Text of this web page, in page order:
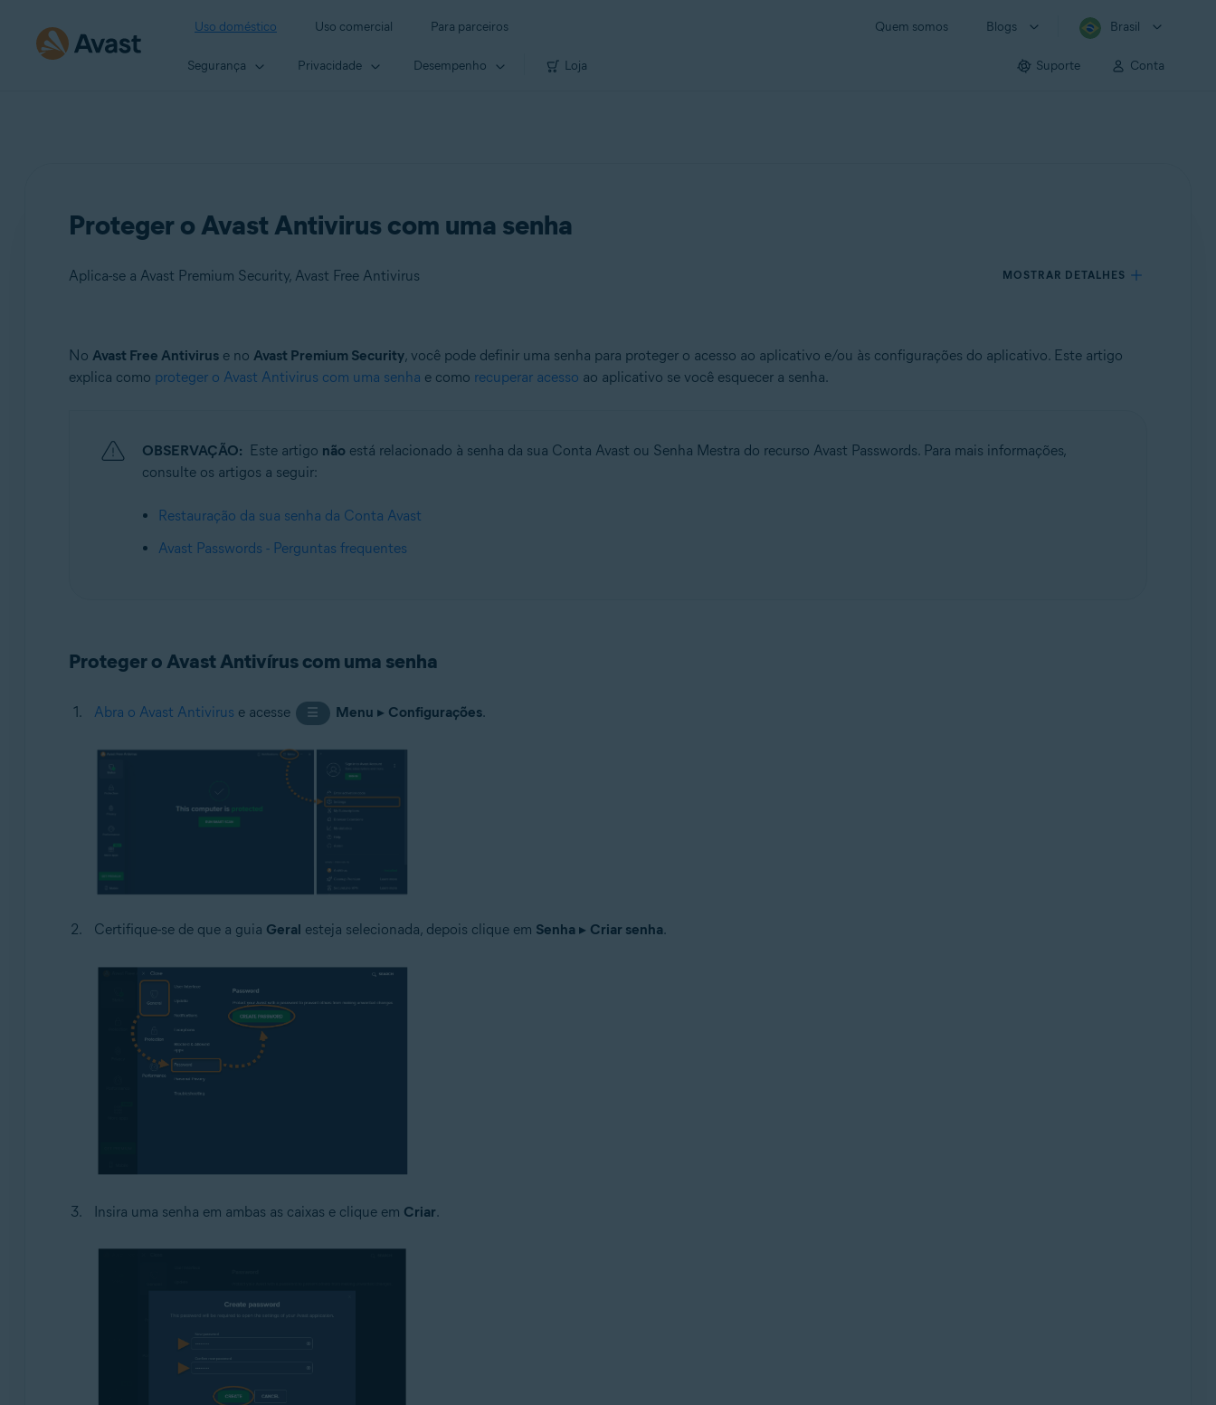
Uso doméstico Uso comercial Para parceiros Quem somos Blogs Brasil
Segurança Privacidade Desempenho Loja Suporte Conta
Proteger o Avast Antivirus com uma senha
Aplica-se a Avast Premium Security, Avast Free Antivirus MOSTRAR DETALHES
Produtos:
Avast Premium Security
Sistemas operacionais:
Windows
No Avast Free Antiviruse no Avast Premium Security, você pode definir uma senha para proteger o acesso ao aplicativo e/ou às configurações do aplicativo. Este artigo
explica como proteger o Avast Antivirus com uma senha e como recuperar acesso ao aplicativo se você esquecer a senha.
OBSERVAÇÃO: Este artigo não está relacionado à senha da sua Conta Avast ou Senha Mestra do recurso Avast Passwords. Para mais informações,
consulte os artigos a seguir:
Restauração da sua senha da Conta Avast
Avast Passwords - Perguntas frequentes
Proteger o Avast Antivírus com uma senha
Abra o Avast Antivirus e acesse ☰ Menu ▸ Configurações.
Certifique-se de que a guia Geral esteja selecionada, depois clique em Senha▸ Criar senha.
Insira uma senha em ambas as caixas e clique em Criar.